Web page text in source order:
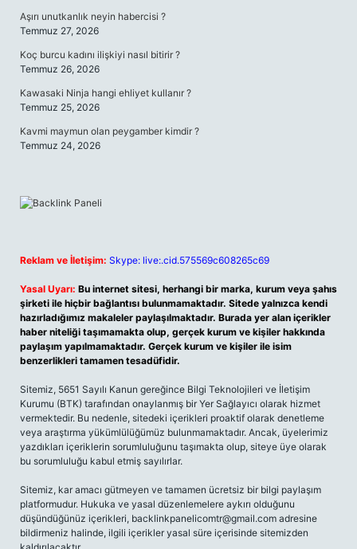
Aşırı unutkanlık neyin habercisi ?
Temmuz 27, 2026
Koç burcu kadını ilişkiyi nasıl bitirir ?
Temmuz 26, 2026
Kawasaki Ninja hangi ehliyet kullanır ?
Temmuz 25, 2026
Kavmi maymun olan peygamber kimdir ?
Temmuz 24, 2026
Reklam ve İletişim: Skype: live:.cid.575569c608265c69
Yasal Uyarı: Bu internet sitesi, herhangi bir marka, kurum veya şahıs
şirketi ile hiçbir bağlantısı bulunmamaktadır. Sitede yalnızca kendi
hazırladığımız makaleler paylaşılmaktadır. Burada yer alan içerikler
haber niteliği taşımamakta olup, gerçek kurum ve kişiler hakkında
paylaşım yapılmamaktadır. Gerçek kurum ve kişiler ile isim
benzerlikleri tamamen tesadüfidir.
Sitemiz, 5651 Sayılı Kanun gereğince Bilgi Teknolojileri ve İletişim
Kurumu (BTK) tarafından onaylanmış bir Yer Sağlayıcı olarak hizmet
vermektedir. Bu nedenle, sitedeki içerikleri proaktif olarak denetleme
veya araştırma yükümlülüğümüz bulunmamaktadır. Ancak, üyelerimiz
yazdıkları içeriklerin sorumluluğunu taşımakta olup, siteye üye olarak
bu sorumluluğu kabul etmiş sayılırlar.
Sitemiz, kar amacı gütmeyen ve tamamen ücretsiz bir bilgi paylaşım
platformudur. Hukuka ve yasal düzenlemelere aykırı olduğunu
düşündüğünüz içerikleri, backlinkpanelicomtr@gmail.com adresine
bildirmeniz halinde, ilgili içerikler yasal süre içerisinde sitemizden